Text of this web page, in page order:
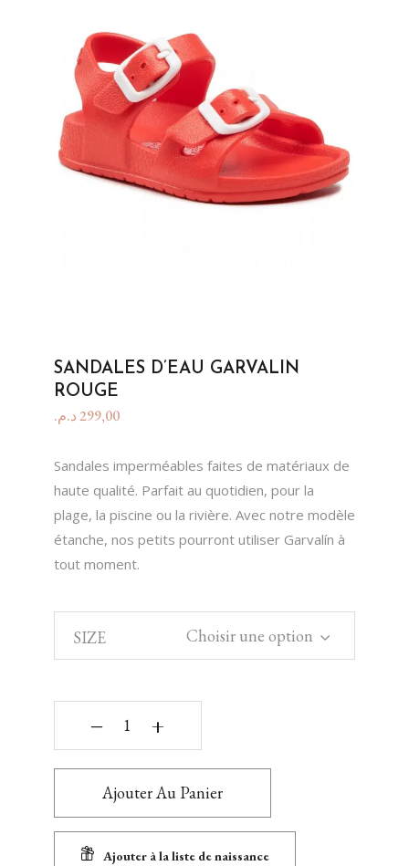
SANDALES D’EAU GARVALIN
ROUGE
299,00د.م.
Sandales imperméables faites de matériaux de
haute qualité. Parfait au quotidien, pour la
plage, la piscine ou la rivière. Avec notre modèle
étanche, nos petits pourront utiliser Garvalín à
tout moment.
SIZE Choisir une option
‒ +
Ajouter Au Panier
Ajouter à la liste de naissance